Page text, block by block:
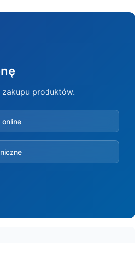
produktów.